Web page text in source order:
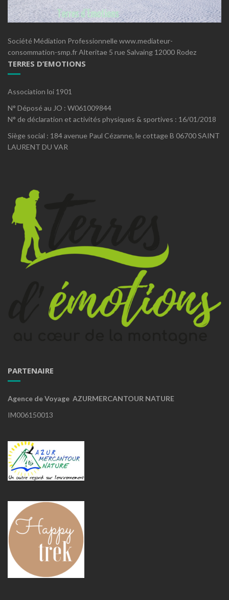
Société Médiation Professionnelle www.mediateur-
consommation-smp.fr Alteritae 5 rue Salvaing 12000 Rodez
TERRES D’EMOTIONS
Association loi 1901
N° Déposé au JO : W061009844
N° de déclaration et activités physiques & sportives : 16/01/2018
Siège social : 184 avenue Paul Cézanne, le cottage B 06700 SAINT
LAURENT DU VAR
PARTENAIRE
Agence de Voyage AZURMERCANTOUR NATURE
IM006150013